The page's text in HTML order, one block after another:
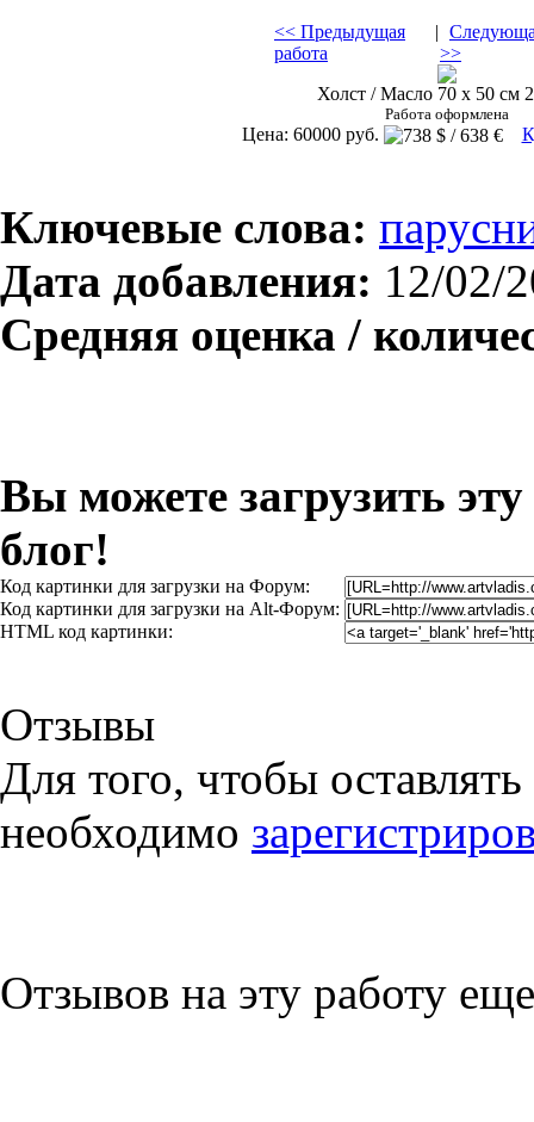
<< Предыдущая
работа
|
>>
Холст / Масло 70 х 50 см
Работа оформлена
Цена: 60000 руб.
Ключевые слова:
Дата добавления: 12/02/
Средняя оценка /
Вы можете загрузить
блог!
Код картинки для загрузки на Форум:
Код картинки для загрузки на Alt-Форум:
HTML код картинки:
Отзывы
Для того, чтобы
необходимо
Отзывов на эту работу